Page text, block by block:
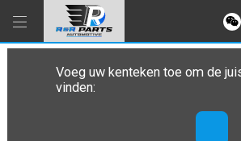
Voeg uw kenteken toe om de
vinden: